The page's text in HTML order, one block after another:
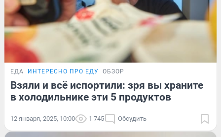
ЕДА ИНТЕРЕСНО ПРО ЕДУ ОБЗОР
Взяли и всё испортили: зря вы храните
в холодильнике эти 5 продуктов
12 января, 2025, 10:00 1 745 Обсудить